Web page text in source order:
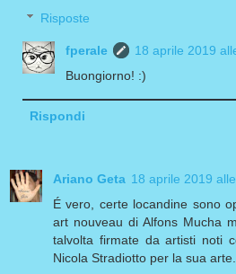
Risposte
fperale
18 aprile 2019
Buongiorno! :)
Rispondi
Ariano Geta 18 aprile 2019
É vero, certe locandine sono
art nouveau di Alfons Mucha
talvolta firmate da artisti noti
Nicola Stradiotto per la sua arte.